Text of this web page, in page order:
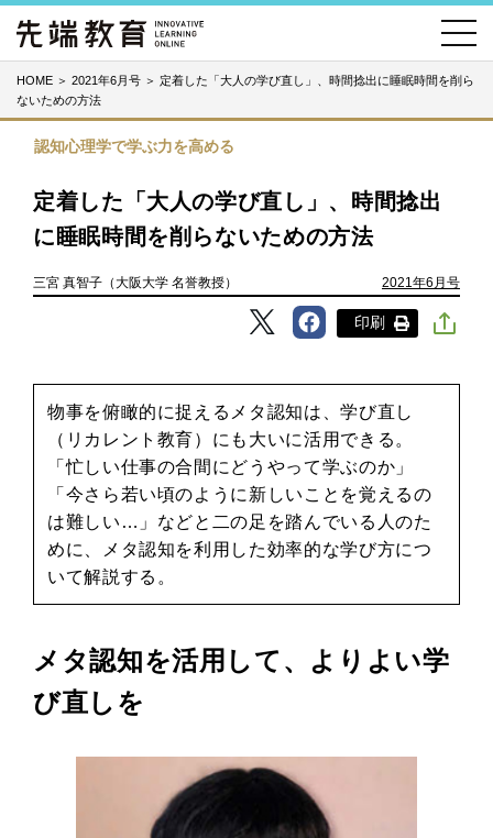
HOME ＞ 2021年6月号 ＞ 定着した「大人の学び直し」、時間捻出に睡眠時間を削ら
ないための方法
認知心理学で学ぶ力を高める
定着した「大人の学び直し」、時間捻出
に睡眠時間を削らないための方法
三宮 真智子（大阪大学 名誉教授） 2021年6月号
印刷
物事を俯瞰的に捉えるメタ認知は、学び直し
（リカレント教育）にも大いに活用できる。
「忙しい仕事の合間にどうやって学ぶのか」
「今さら若い頃のように新しいことを覚えるの
は難しい…」などと二の足を踏んでいる人のた
めに、メタ認知を利用した効率的な学び方につ
いて解説する。
メタ認知を活用して、よりよい学
び直しを